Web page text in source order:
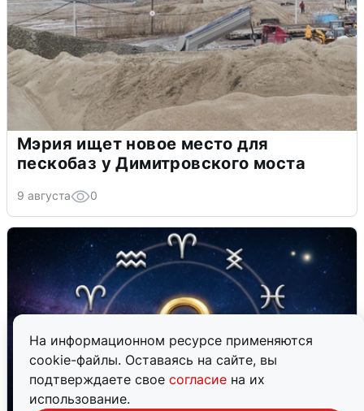
На информационном ресурсе применяются
cookie-файлы. Оставаясь на сайте, вы
подтверждаете свое согласие на их
использование.
Мэрия ищет новое место для
пескобаз у Димитровского моста
9 августа 0